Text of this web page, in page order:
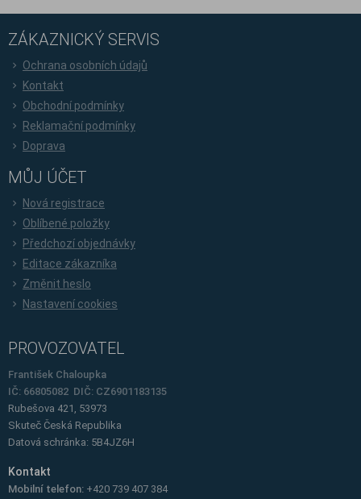
ZÁKAZNICKÝ SERVIS
Ochrana osobních údajů
Kontakt
Obchodní podmínky
Reklamační podmínky
Doprava
MŮJ ÚČET
Nová registrace
Oblíbené položky
Předchozí objednávky
Editace zákazníka
Změnit heslo
Nastavení cookies
PROVOZOVATEL
František Chaloupka
IČ: 66805082 DIČ: CZ6901183135
Rubešova 421, 53973
Skuteč Česká Republika
Datová schránka: 5B4JZ6H
Kontakt
Mobilní telefon: +420 739 407 384